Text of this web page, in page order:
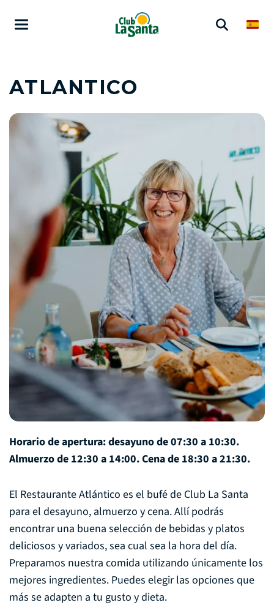
ATLANTICO
Horario de apertura: desayuno de 07:30 a 10:30.
Almuerzo de 12:30 a 14:00. Cena de 18:30 a 21:30.
El Restaurante Atlántico es el bufé de Club La Santa
para el desayuno, almuerzo y cena. Allí podrás
encontrar una buena selección de bebidas y platos
deliciosos y variados, sea cual sea la hora del día.
Preparamos nuestra comida utilizando únicamente los
mejores ingredientes. Puedes elegir las opciones que
más se adapten a tu gusto y dieta.